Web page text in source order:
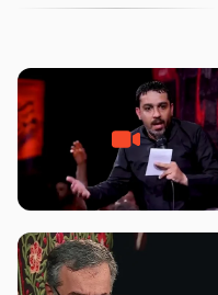
شور ، حسینا! به‌ حق زهرا «أُنْظُرْ
إِلَینا» – عزاداری شب هفتم ماه